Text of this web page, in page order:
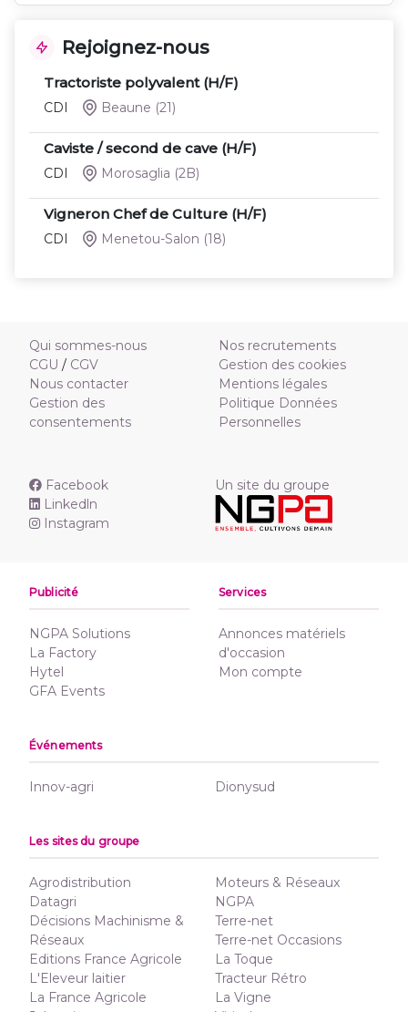
Rejoignez-nous
Tractoriste polyvalent (H/F)
CDI Beaune (21)
Caviste / second de cave (H/F)
CDI Morosaglia (2B)
Vigneron Chef de Culture (H/F)
CDI Menetou-Salon (18)
Qui sommes-nous
CGU / CGV
Nous contacter
Gestion des
consentements
Nos recrutements
Gestion des cookies
Mentions légales
Politique Données
Personnelles
Facebook
Linkedln
Instagram
Un site du groupe
Publicité
NGPA Solutions
La Factory
Hytel
GFA Events
Services
Annonces matériels
d'occasion
Mon compte
Événements
Innov-agri Dionysud
Les sites du groupe
Agrodistribution
Datagri
Décisions Machinisme &
Réseaux
Editions France Agricole
L'Eleveur laitier
La France Agricole
Moteurs & Réseaux
NGPA
Terre-net
Terre-net Occasions
La Toque
Tracteur Rétro
La Vigne